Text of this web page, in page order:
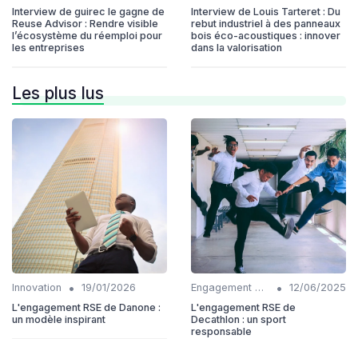
Interview de guirec le gagne de
Reuse Advisor : Rendre visible
l’écosystème du réemploi pour
les entreprises
Interview de Louis Tarteret : Du
rebut industriel à des panneaux
bois éco-acoustiques : innover
dans la valorisation
Les plus lus
Innovation •
19/01/2026
L'engagement RSE de Danone :
un modèle inspirant
Engagement communautaire •
12/06/2025
L'engagement RSE de
Decathlon : un sport
responsable